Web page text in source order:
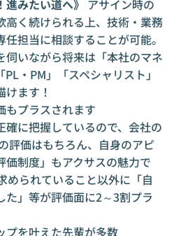
進みたい道へ》 アサイン時の
高く続けられる上、技術・業務
担当に相談することが可能。
伺いながら将来は「本社のマネ
・PM」「スペシャリスト」
ます！
もプラスされます
に把握しているので、会社の
評価はもちろん、自身のアピ
制度」もアクサスの魅力で
められていること以外に「自
た」等が評価面に2～3割プラ
プを叶えた先輩が多数